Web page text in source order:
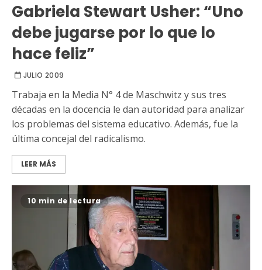
Gabriela Stewart Usher: “Uno
debe jugarse por lo que lo
hace feliz”
JULIO 2009
Trabaja en la Media N° 4 de Maschwitz y sus tres
décadas en la docencia le dan autoridad para analizar
los problemas del sistema educativo. Además, fue la
última concejal del radicalismo.
LEER MÁS
10 min de lectura